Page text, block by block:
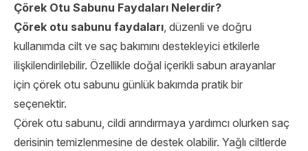
Çörek Otu Sabunu Faydaları Nelerdir?
Çörek otu sabunu faydaları, düzenli ve doğru
kullanımda cilt ve saç bakımını destekleyici etkilerle
ilişkilendirilebilir. Özellikle doğal içerikli sabun arayanlar
için çörek otu sabunu günlük bakımda pratik bir
seçenektir.
Çörek otu sabunu, cildi arındırmaya yardımcı olurken saç
derisinin temizlenmesine de destek olabilir. Yağlı ciltlerde